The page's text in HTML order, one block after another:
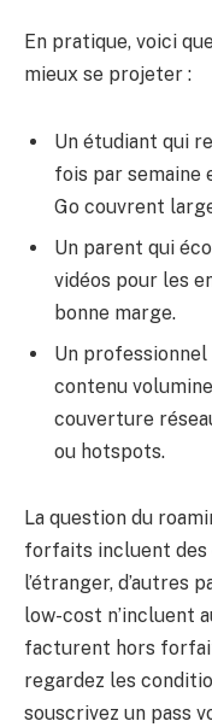
En pratique, voici
mieux se projeter :
Un étudiant qui
fois par semaine
Go couvrent
Un parent qui
vidéos pour les
bonne marge.
Un
contenu
couverture
ou hotspots.
La question du
forfaits incluent des
l’étranger, d’autres
low-cost n’incluent
facturent hors
regardez les
souscrivez un pass